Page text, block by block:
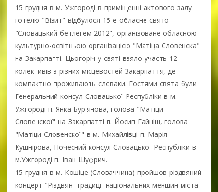
15 грудня в м. Ужгороді в приміщенні актового залу
готелю "Візит" відбулося 15-е обласне свято
"Словацький бетлегем-2012", організоване обласною
культурно-освітньою організацією "Матіца Словенска"
на Закарпатті. Цьогоріч у святі взяло участь 12
колективів з різних місцевостей Закарпаття, де
компактно проживають словаки. Гостями свята були
Генеральний консул Словацької Республіки в м.
Ужгороді п. Янка Бур'янова, голова "Матіци
Словенскої" на Закарпатті п. Йосип Гайніш, голова
"Матіци Словенскої" в м. Михайлівці п. Марія
Кушнірова, Почесний консул Словацької Республіки в
м.Ужгороді п. Іван Шуфрич.
15 грудня в м. Кошіце (Словаччина) пройшов різдвяний
концерт "Різдвяні традиції національних меншин міста